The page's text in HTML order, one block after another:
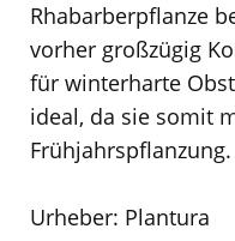
Rhabarberpflanze
vorher großzügig
für winterharte
ideal, da sie somit
Frühjahrspflanzung.
Urheber: Plantura